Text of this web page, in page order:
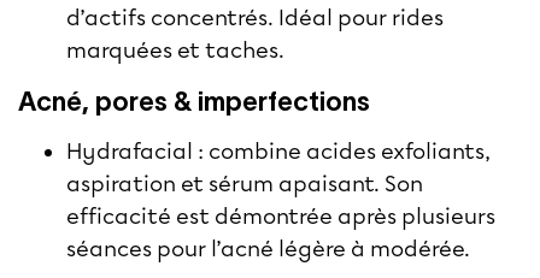
d’actifs concentrés. Idéal pour rides
marquées et taches.
Acné, pores & imperfections
Hydrafacial : combine acides exfoliants,
aspiration et sérum apaisant. Son
efficacité est démontrée après plusieurs
séances pour l’acné légère à modérée.